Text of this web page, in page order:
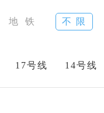
地 铁 不 限
17号线 14号线